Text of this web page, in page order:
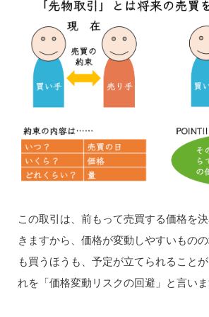
この取引は、前もって売買する価格を
きますから、価格が変動しやすいもの
も買うほうも、予定が立てられること
れを「価格変動リスクの回避」と言いま